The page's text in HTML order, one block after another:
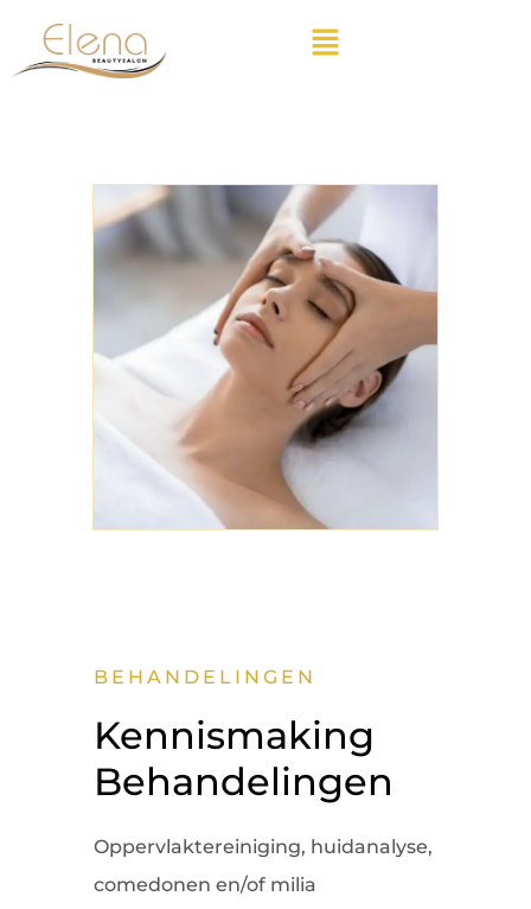
BEHANDELINGEN
Kennismaking
Behandelingen
Oppervlaktereiniging, huidanalyse,
comedonen en/of milia